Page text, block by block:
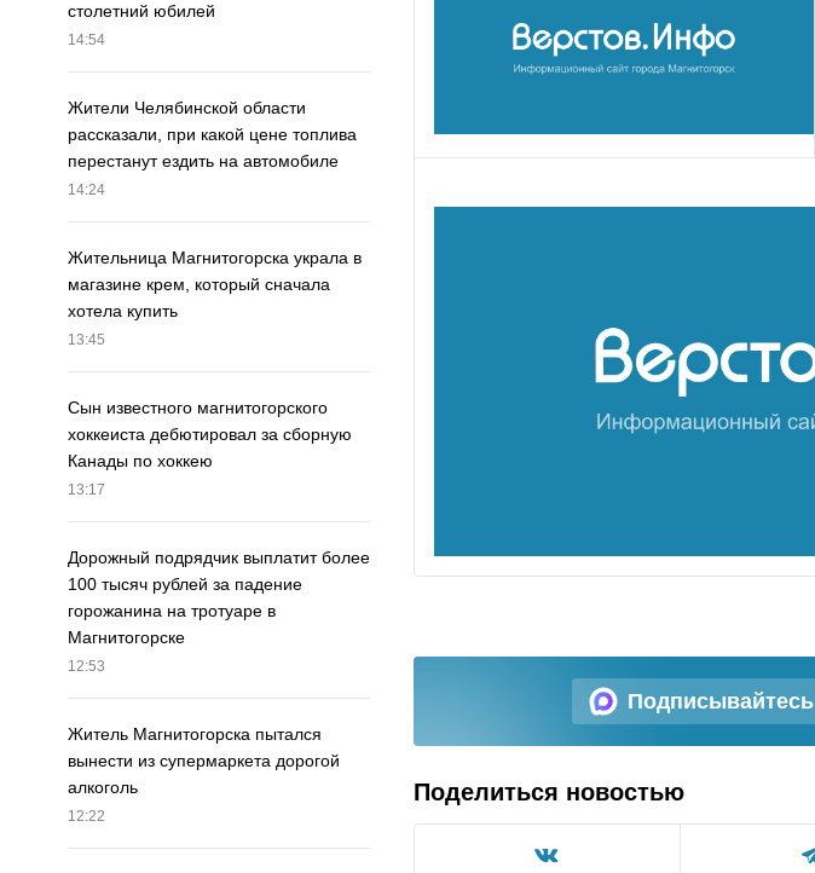
столетний юбилей
14:54
Жители Челябинской области
рассказали, при какой цене топлива
перестанут ездить на автомобиле
14:24
Жительница Магнитогорска украла в
магазине крем, который сначала
хотела купить
13:45
Сын известного магнитогорского
хоккеиста дебютировал за сборную
Канады по хоккею
13:17
Дорожный подрядчик выплатит более
100 тысяч рублей за падение
горожанина на тротуаре в
Магнитогорске
12:53
Житель Магнитогорска пытался
вынести из супермаркета дорогой
алкоголь
12:22
Подписывайтесь
Поделиться новостью